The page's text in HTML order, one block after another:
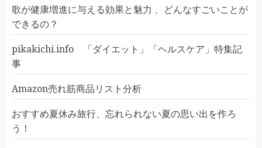
歌が健康増進に与える効果と魅力 、どんなすごいことが
できるの？
pikakichi.info 「ダイエット」「ヘルスケア」特集記
事
Amazon売れ筋商品リスト分析
おすすめ夏休み旅行、忘れられない夏の思い出を作ろ
う！